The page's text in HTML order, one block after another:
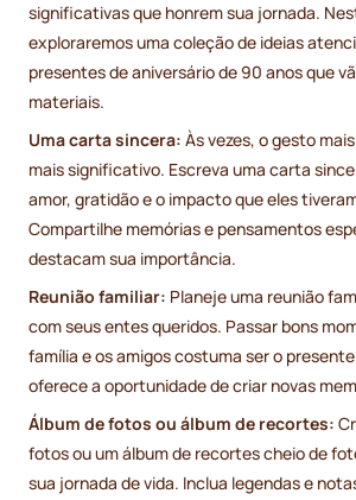
significativas que honrem sua jornada.
exploraremos uma coleção de ideias
presentes de aniversário de 90 anos que
materiais.
Uma carta sincera: Às vezes, o gesto
mais significativo. Escreva uma carta
amor, gratidão e o impacto que eles
Compartilhe memórias e pensamentos
destacam sua importância.
Reunião familiar: Planeje uma reunião
com seus entes queridos. Passar bons
família e os amigos costuma ser o
oferece a oportunidade de criar novas
Álbum de fotos ou álbum de recortes:
fotos ou um álbum de recortes cheio de
sua jornada de vida. Inclua legendas e